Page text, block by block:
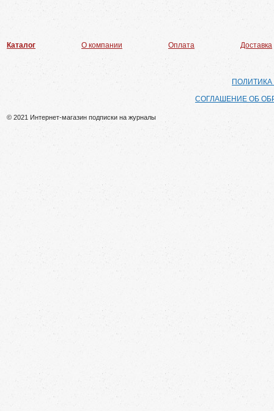
Каталог О компании Оплата Доставка
СОГЛАШЕНИЕ ОБ
© 2021 Интернет-магазин подписки на журналы